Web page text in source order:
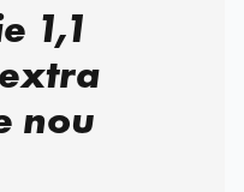
1,1
nou